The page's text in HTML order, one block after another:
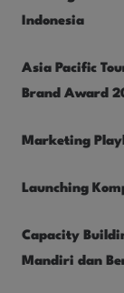
Indonesia
Asia Pacific
Brand Award
Marketing
Launching
Capacity
Mandiri dan